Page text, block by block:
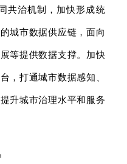
共治机制，加快形成统
城市数据供应链，面向
等提供数据支撑。加快
，打通城市数据感知、
升城市治理水平和服务